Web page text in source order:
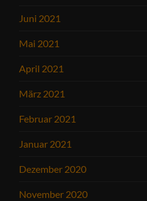
Juni 2021
Mai 2021
April 2021
März 2021
Februar 2021
Januar 2021
Dezember 2020
November 2020